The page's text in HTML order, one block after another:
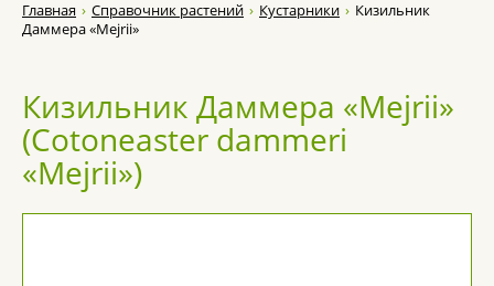
Главная Справочник растений Кустарники
Кизильник
Даммера «Mejrii»
Кизильник Даммера «Mejrii»
(Cotoneaster dammeri
«Mejrii»)